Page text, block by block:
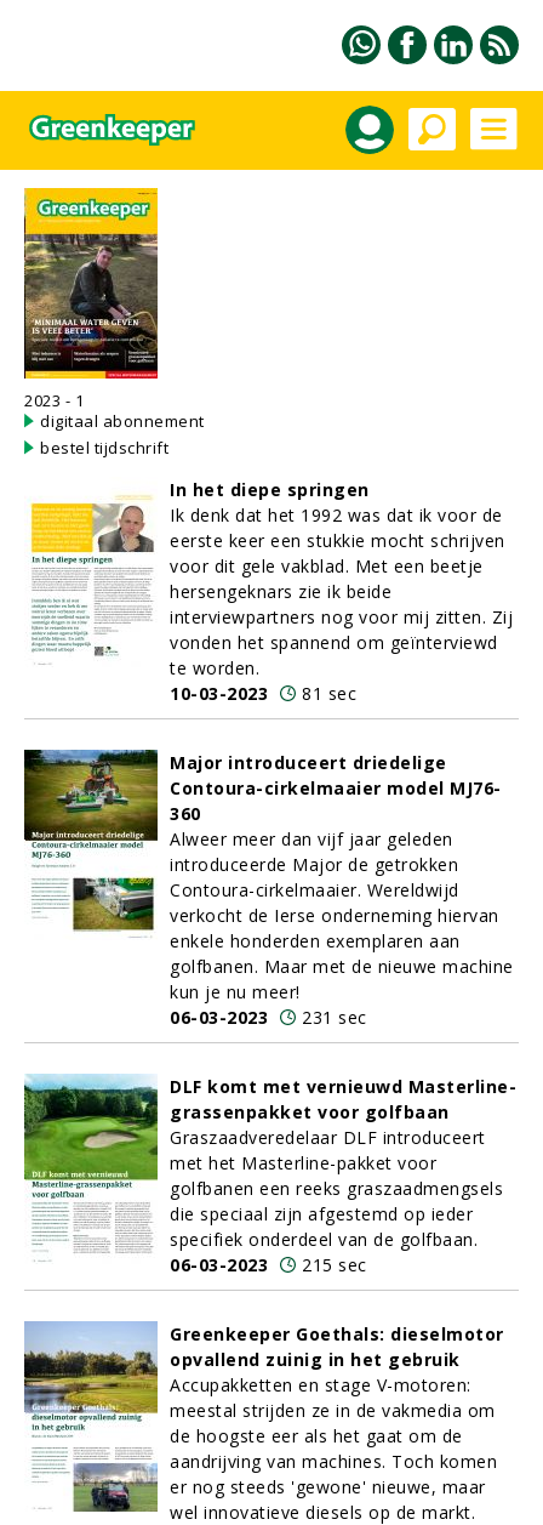
2023 - 1
digitaal abonnement
bestel tijdschrift
In het diepe springen
Ik denk dat het 1992 was dat ik voor de
eerste keer een stukkie mocht schrijven
voor dit gele vakblad. Met een beetje
hersengeknars zie ik beide
interviewpartners nog voor mij zitten. Zij
vonden het spannend om geïnterviewd
te worden.
10-03-2023
81 sec
Major introduceert driedelige
Contoura-cirkelmaaier model MJ76-
360
Alweer meer dan vijf jaar geleden
introduceerde Major de getrokken
Contoura-cirkelmaaier. Wereldwijd
verkocht de Ierse onderneming hiervan
enkele honderden exemplaren aan
golfbanen. Maar met de nieuwe machine
kun je nu meer!
06-03-2023
231 sec
DLF komt met vernieuwd Masterline-
grassenpakket voor golfbaan
Graszaadveredelaar DLF introduceert
met het Masterline-pakket voor
golfbanen een reeks graszaadmengsels
die speciaal zijn afgestemd op ieder
specifiek onderdeel van de golfbaan.
06-03-2023
215 sec
Greenkeeper Goethals: dieselmotor
opvallend zuinig in het gebruik
Accupakketten en stage V-motoren:
meestal strijden ze in de vakmedia om
de hoogste eer als het gaat om de
aandrijving van machines. Toch komen
er nog steeds 'gewone' nieuwe, maar
wel innovatieve diesels op de markt.